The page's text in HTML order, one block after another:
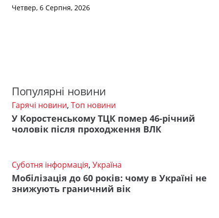
Четвер, 6 Серпня, 2026
Популярні новини
Гарячі новини, Топ новини
У Коростенському ТЦК помер 46-річний
чоловік після проходження ВЛК
Суботня інформація, Україна
Мобілізація до 60 років: чому в Україні не
знижують граничний вік